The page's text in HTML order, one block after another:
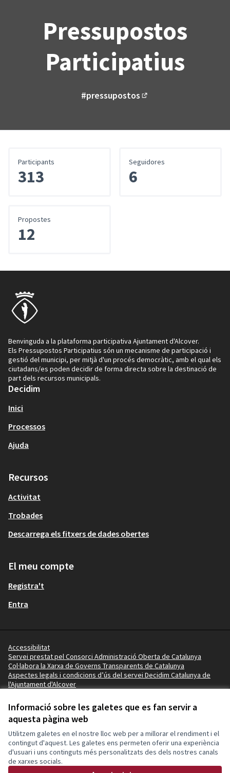
Informació sobre les galetes que es fan servir a
aquesta pàgina web
Utilitzem galetes en el nostre lloc web per a millorar el rendiment i el
contingut d'aquest. Les galetes ens permeten oferir una experiència
d'usuari i uns continguts més personalitzats des dels nostres canals
de xarxes socials.
Pressupostos
Participatius
#pressupostos
Participants
313
Seguidores
6
Propostes
12
Benvinguda a la plataforma participativa Ajuntament d'Alcover.
Els Pressupostos Participatius són un mecanisme de participació i
gestió del municipi, per mitjà d'un procés democràtic, amb el qual els
ciutadans/es poden decidir de forma directa sobre la destinació de
part dels recursos municipals.
Decidim
Inici
Processos
Ajuda
Recursos
Activitat
Trobades
Descarrega els fitxers de dades obertes
El meu compte
Registra't
Entra
Accessibilitat
Servei prestat pel Consorci Administració Oberta de Catalunya
Col·labora la Xarxa de Governs Transparents de Catalunya
Aspectes legals i condicions d’ús del servei Decidim Catalunya de
l'Ajuntament d'Alcover
Termes i condicions
Configuració de les galetes
Ajuntament d'Alcover a X
(Enllaç extern)
Ajuntament d'Alcover a Facebook
(Enllaç extern)
Ajuntament d'Alcover a Instagram
(Enllaç extern)
Ajuntament d'Alcover a YouTube
(Enllaç extern)
Amb
(Enllaç